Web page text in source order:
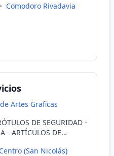
Comodoro Rivadavia
Artes Graficas
DE SEGURIDAD -
- ARTÍCULOS DE
Centro (San Nicolás)